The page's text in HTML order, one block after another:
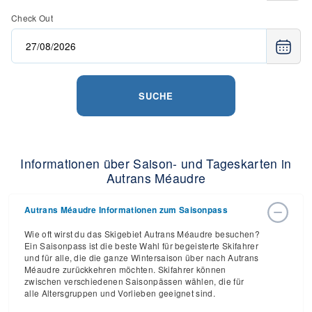
Check Out
SUCHE
Informationen über Saison- und Tageskarten in
Autrans Méaudre
Autrans Méaudre Informationen zum Saisonpass
Wie oft wirst du das Skigebiet Autrans Méaudre besuchen?
Ein Saisonpass ist die beste Wahl für begeisterte Skifahrer
und für alle, die die ganze Wintersaison über nach Autrans
Méaudre zurückkehren möchten. Skifahrer können
zwischen verschiedenen Saisonpässen wählen, die für
alle Altersgruppen und Vorlieben geeignet sind.